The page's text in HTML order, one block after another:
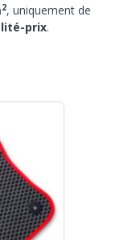
2, uniquement de
prix.